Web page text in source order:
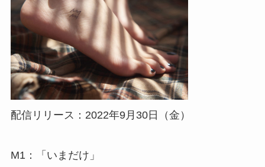
配信リリース：2022年9月30日（金）
M1：「いまだけ」